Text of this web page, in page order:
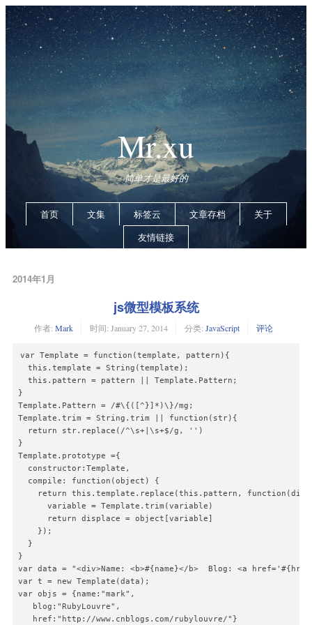
Mr.xu
简单才是最好的
首页 文集 标签云 文章存档
关于
友情链接
2014年1月
js微型模板系统
作者: Mark 时间: January 27, 2014 分类: JavaScript 评论
var Template = function(template, pattern){
  this.template = String(template);
  this.pattern = pattern || Template.Pattern;
}
Template.Pattern = /#\{([^}]*)\}/mg;
Template.trim = String.trim || function(str){
  return str.replace(/^\s+|\s+$/g, '')
}
Template.prototype ={
  constructor:Template,
  compile: function(object) {
return this.template.replace(this.pattern,
      variable = Template.trim(variable)
      return displace = object[variable]
    });
  }
}
var data = "<div>Name: <b>#{name}</b>  Blog: <a
var t = new Template(data);
var objs = {name:"mark",
   blog:"RubyLouvre",
   href:"http://www.cnblogs.com/rubylouvre/"}